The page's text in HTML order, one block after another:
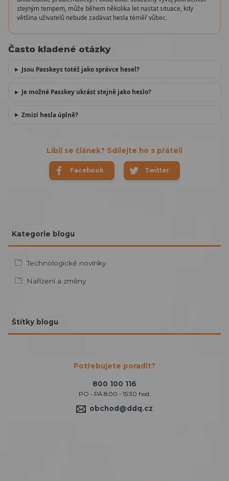
Kategorie blogu
Technologické novinky
Nařízení a změny
Štítky blogu
Potřebujete poradit?
800 100 116
PO - PÁ 8:00 - 15:30 hod.
obchod@ddq.cz
stejným tempem, může během několika let nastat situace, kdy
většina uživatelů nebude zadávat hesla téměř vůbec.
Často kladené otázky
Jsou Passkeys totéž jako správce hesel?
Je možné Passkey ukrást stejně jako heslo?
Zmizí hesla úplně?
Líbil se článek? Sdílejte ho s přáteli
Facebook Twitter